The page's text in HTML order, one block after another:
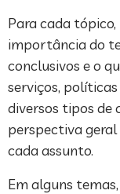
Para cada
importância do
conclusivos e o
serviços,
diversos tipos
perspectiva
cada assunto.
Em alguns